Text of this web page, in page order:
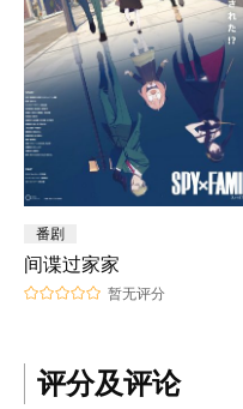
番剧
间谍过家家
暂无评分
评分及评论